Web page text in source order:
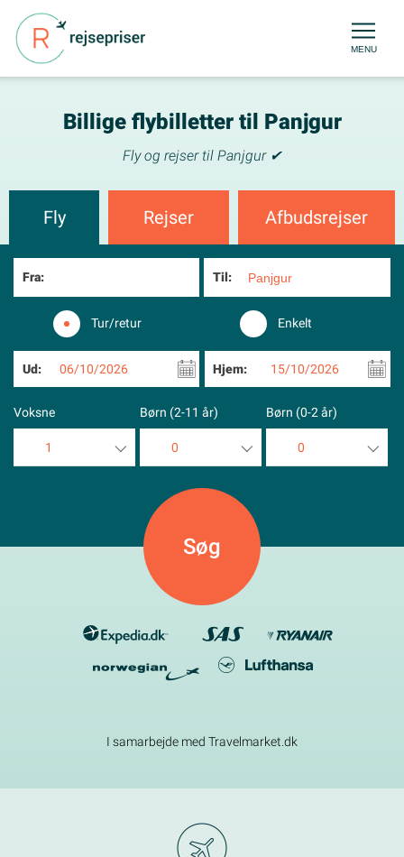
MENU
Billige flybilletter til Panjgur
Fly og rejser til Panjgur ✔
Fly Rejser Afbudsrejser
Fra: Til:
Tur/retur Enkelt
Ud: 06/10/2026 Hjem: 15/10/2026
Voksne
1
Børn (2-11 år)
0
5
Børn (0-2 år)
0
I samarbejde med Travelmarket.dk